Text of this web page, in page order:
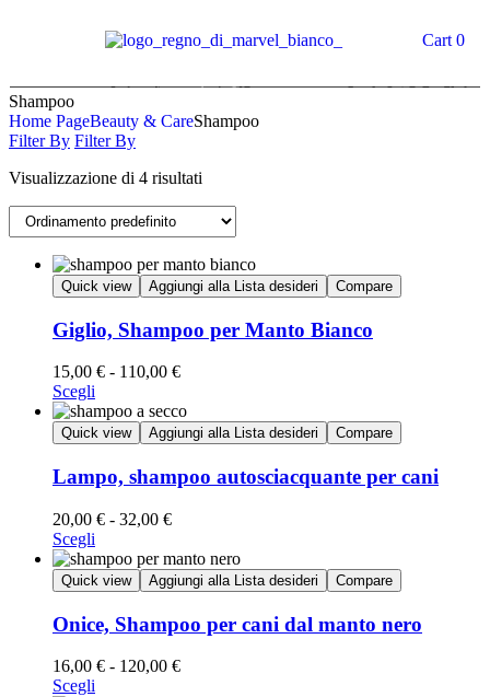
Cart 0
Shampoo
Home PageBeauty & CareShampoo
Filter By Filter By
Visualizzazione di 4 risultati
Quick view Aggiungi alla Lista desideri Compare
Giglio, Shampoo per Manto Bianco
15,00 € - 110,00 €
Scegli
Quick view Aggiungi alla Lista desideri Compare
Lampo, shampoo autosciacquante per cani
20,00 € - 32,00 €
Scegli
Quick view Aggiungi alla Lista desideri Compare
Onice, Shampoo per cani dal manto nero
16,00 € - 120,00 €
Scegli